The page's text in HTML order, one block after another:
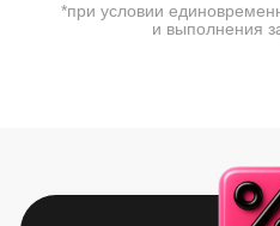
*при условии
и выполнения